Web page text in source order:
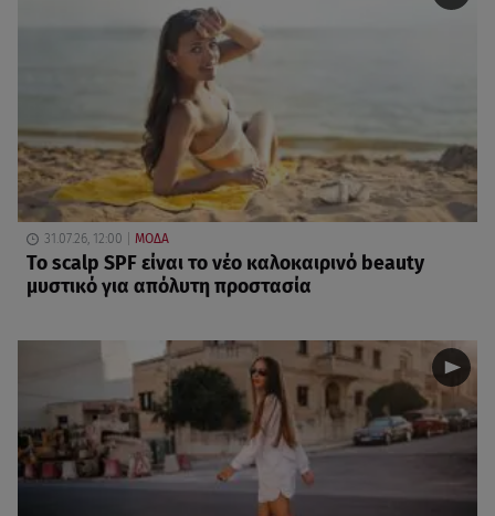
31.07.26, 12:00 ΜΟΔΑ
Το scalp SPF είναι το νέο καλοκαιρινό beauty
μυστικό για απόλυτη προστασία